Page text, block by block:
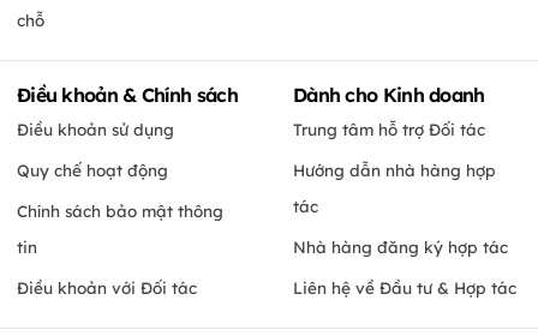
chỗ
Điều khoản & Chính sách
Điều khoản sử dụng
Quy chế hoạt động
Chính sách bảo mật thông
tin
Điều khoản với Đối tác
Dành cho Kinh doanh
Trung tâm hỗ trợ Đối tác
Hướng dẫn nhà hàng hợp
tác
Nhà hàng đăng ký hợp tác
Liên hệ về Đầu tư & Hợp tác